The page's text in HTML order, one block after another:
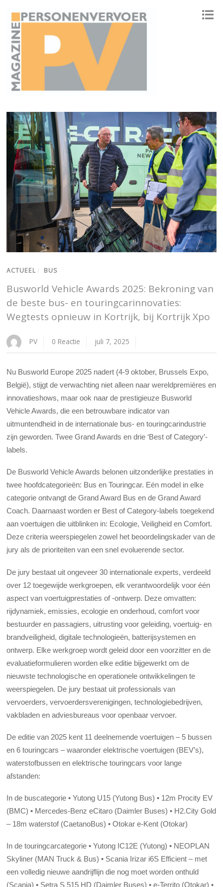
ACTUEEL / BUS
Busworld Vehicle Awards 2025: Bekroning van
de beste bus- en touringcarinnovaties:
Wegtests opnieuw in Kortrijk, bij Kortrijk Xpo
PV 0 Reactie juli 7, 2025
Nu Busworld Europe 2025 nadert (4-9 oktober, Brussels Expo,
België), stijgt de verwachting niet alleen naar wereldpremières en
innovatieshows, maar ook naar de prestigieuze Busworld
Vehicle Awards, die een betrouwbare indicator van
uitmuntendheid in de internationale bus- en touringcarindustrie
zijn geworden. Twee Grand Awards en drie ‘Best of Category’-
labels.
De Busworld Vehicle Awards belonen uitzonderlijke prestaties in
twee hoofdcategorieën: Bus en Touringcar. Eén model in elke
categorie ontvangt de Grand Award Bus en de Grand Award
Coach. Daarnaast worden er Best of Category-labels toegekend
aan voertuigen die uitblinken in: Ecologie, Veiligheid en Comfort.
Deze criteria weerspiegelen zowel het beoordelingskader van de
jury als de prioriteiten van een snel evoluerende sector.
De jury bestaat uit ongeveer 30 internationale experts, verdeeld
over 12 toegewijde werkgroepen, elk verantwoordelijk voor één
aspect van voertuigprestaties of -ontwerp. Deze omvatten:
rijdynamiek, emissies, ecologie en onderhoud, comfort voor
bestuurder en passagiers, uitrusting voor geleiding, voertuig- en
brandveiligheid, digitale technologieën, batterijsystemen en
ontwerp. Elke werkgroep wordt geleid door een voorzitter en de
evaluatieformulieren worden elke editie bijgewerkt om de
nieuwste technologische en operationele ontwikkelingen te
weerspiegelen. De jury bestaat uit professionals van
vervoerders, vervoerdersverenigingen, technologiebedrijven,
vakbladen en adviesbureaus voor openbaar vervoer.
De editie van 2025 kent 11 deelnemende voertuigen – 5 bussen
en 6 touringcars – waaronder elektrische voertuigen (BEV’s),
waterstofbussen en elektrische touringcars voor lange
afstanden:
In de buscategorie • Yutong U15 (Yutong Bus) • 12m Procity EV
(BMC) • Mercedes-Benz eCitaro (Daimler Buses) • H2.City Gold
– 18m waterstof (CaetanoBus) • Otokar e-Kent (Otokar)
In de touringcarcategorie • Yutong IC12E (Yutong) • NEOPLAN
Skyliner (MAN Truck & Bus) • Scania Irizar i6S Efficient – met
een volledig nieuwe aandrijflijn die nog moet worden onthuld
(Scania) • Setra S 515 HD (Daimler Buses) • e-Territo (Otokar) •